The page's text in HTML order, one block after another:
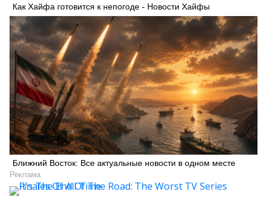
Как Хайфа готовится к непогоде - Новости Хайфы
Ближний Восток: Все актуальные новости в одном месте
Реклама